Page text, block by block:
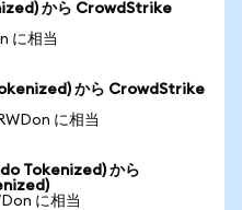
から CrowdStrike
に相当
から CrowdStrike
に相当
Tokenized) から
に相当